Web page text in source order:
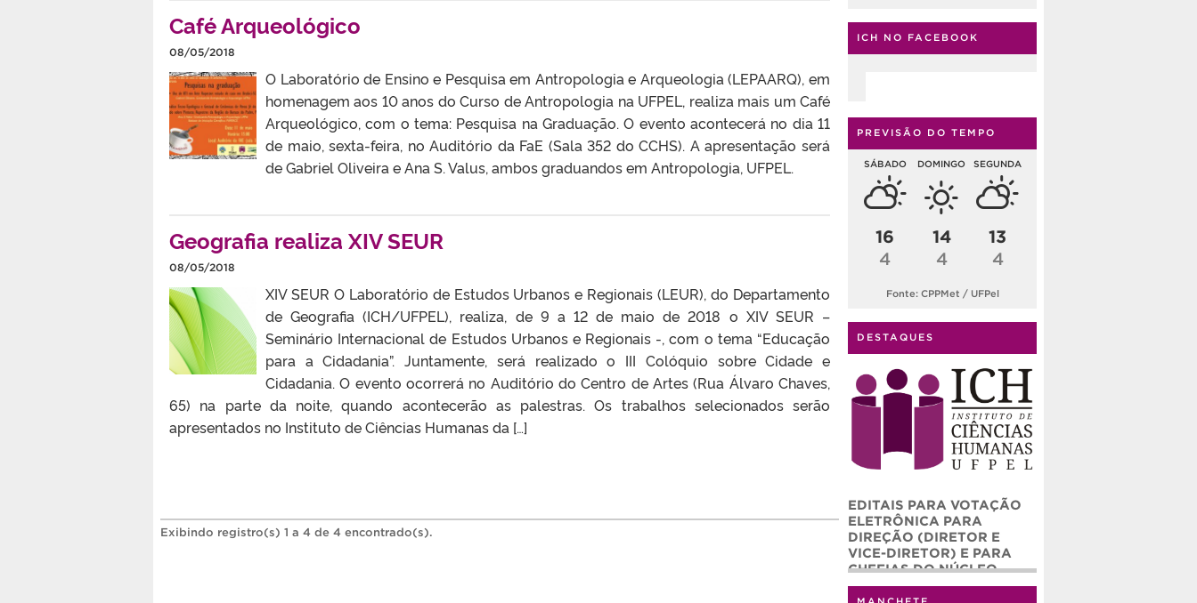
Café Arqueológico
08/05/2018
O Laboratório de Ensino e Pesquisa em Antropologia e Arqueologia (LEPAARQ), em
homenagem aos 10 anos do Curso de Antropologia na UFPEL, realiza mais um Café
Arqueológico, com o tema: Pesquisa na Graduação. O evento acontecerá no dia 11
de maio, sexta-feira, no Auditório da FaE (Sala 352 do CCHS). A apresentação será
de Gabriel Oliveira e Ana S. Valus, ambos graduandos em Antropologia, UFPEL.
Geografia realiza XIV SEUR
08/05/2018
XIV SEUR O Laboratório de Estudos Urbanos e Regionais (LEUR), do Departamento
de Geografia (ICH/UFPEL), realiza, de 9 a 12 de maio de 2018 o XIV SEUR –
Seminário Internacional de Estudos Urbanos e Regionais -, com o tema “Educação
para a Cidadania”. Juntamente, será realizado o III Colóquio sobre Cidade e
Cidadania. O evento ocorrerá no Auditório do Centro de Artes (Rua Álvaro Chaves,
65) na parte da noite, quando acontecerão as palestras. Os trabalhos selecionados serão
apresentados no Instituto de Ciências Humanas da […]
Exibindo registro(s) 1 a 4 de 4 encontrado(s).
ICH NO FACEBOOK
PREVISÃO DO TEMPO
SÁBADO
16
4
DOMINGO
14
4
SEGUNDA
13
4
Fonte: CPPMet / UFPel
DESTAQUES
EDITAIS PARA VOTAÇÃO
ELETRÔNICA PARA
DIREÇÃO (DIRETOR E
VICE-DIRETOR) E PARA
CHEFIAS DO NÚCLEO
ADMINISTRATIVO (CHEFE
MANCHETE